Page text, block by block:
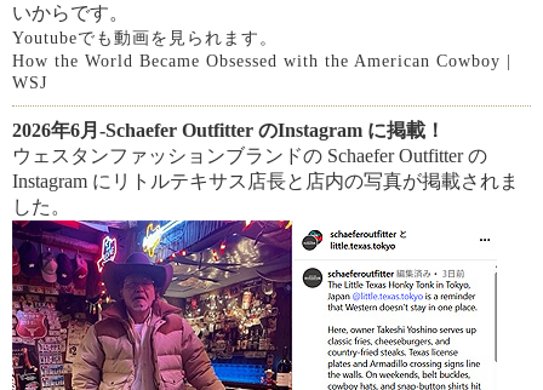
いからです。
Youtubeでも動画を見られます。
How the World Became Obsessed with the American Cowboy |
WSJ
2026年6月-Schaefer Outfitter のInstagram に掲載！
ウェスタンファッションブランドの Schaefer Outfitter の
Instagram にリトルテキサス店長と店内の写真が掲載されま
した。